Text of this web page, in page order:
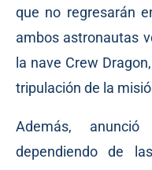
que no regresarán
ambos astronautas
la nave Crew
tripulación de la
Además,
dependiendo de